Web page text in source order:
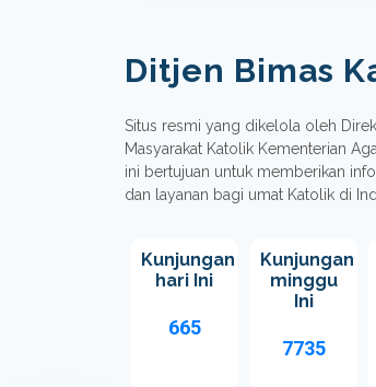
Ditjen Bimas
Situs resmi yang dikelola oleh
Masyarakat Katolik Kementerian
ini bertujuan untuk memberikan
dan layanan bagi umat Katolik di
Kunjungan
hari Ini
665
Kunjungan
minggu
Ini
7735